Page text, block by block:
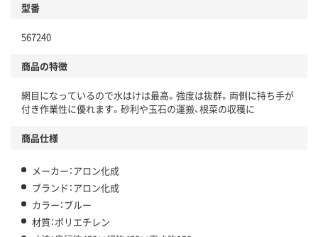
型番
567240
商品の特徴
網目になっているので水はけは最高。強度は抜群。両側に持ち手が
付き作業性に優れます。砂利や玉石の運搬、根菜の収穫に
商品仕様
メーカー：アロン化成
ブランド：アロン化成
カラー：ブルー
材質：ポリエチレン